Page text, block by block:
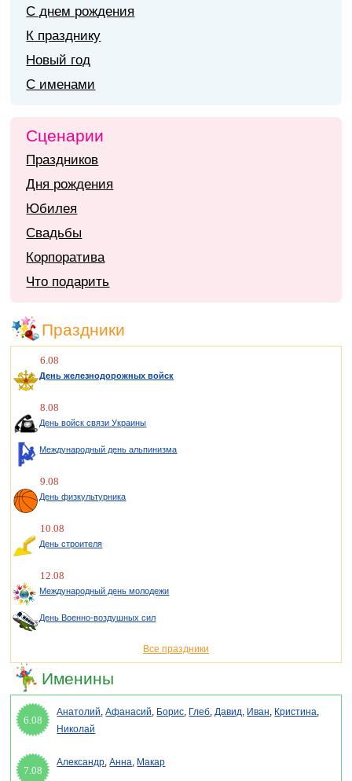
С днем рождения
К празднику
Новый год
С именами
Сценарии
Праздников
Дня рождения
Юбилея
Свадьбы
Корпоратива
Что подарить
Праздники
6.08
День железнодорожных войск
8.08
День войск связи Украины
Международный день альпинизма
9.08
День физкультурника
10.08
День строителя
12.08
Международный день молодежи
День Военно-воздушных сил
Все праздники
Именины
6.08
Анатолий,Афанасий, Борис, Глеб,Давид, Иван, Кристина,
Николай
7.08
Александр,Анна, Макар